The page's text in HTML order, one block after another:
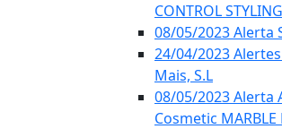
CONTROL
08/05/2023 Alerta
24/04/2023
Mais, S.L
08/05/2023 Alerta
Cosmetic MARBLE